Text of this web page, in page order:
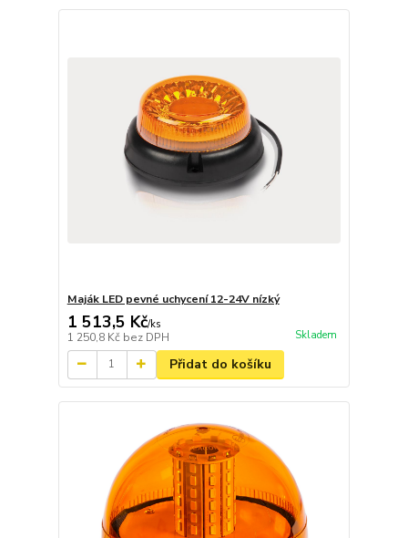
Maják LED pevné uchycení 12-24V nízký
1 513,5 Kč/ks
1 250,8 Kč bez DPH Skladem
Přidat do košíku